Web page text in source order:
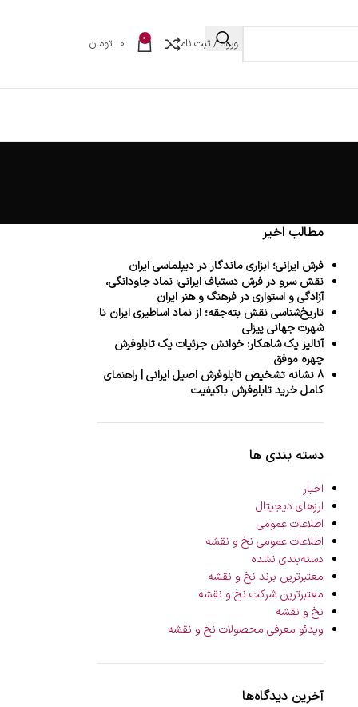
ورود / ثبت نام 0
0 تومان
مطالب اخیر
فرش ایرانی؛ ابزاری ماندگار در دیپلماسی ایران
نقش سرو در فرش دستباف ایرانی: نماد جاودانگی،
آزادگی و استواری در فرهنگ و هنر ایران
تاریخ‌شناسی نقش بته‌جقه؛ از نماد اساطیری ایران تا
شهرت جهانی پیزلی
آنالیز یک شاهکار: خوانش جزئیات یک تابلوفرش
چهره موفق
۸ نشانه تشخیص تابلوفرش اصیل ایرانی | راهنمای
کامل خرید تابلوفرش باکیفیت
دسته بندی ها
اخبار
ارزهای دیجیتال
اطلاعات عمومی
اطلاعات عمومی نخ و نقشه
دسته‌بندی نشده
معتبرترین برند نخ و نقشه
معتبرترین شرکت نخ و نقشه
نخ و نقشه
ویدئو معرفی محصولات نخ و نقشه
آخرین دیدگاه‌ها